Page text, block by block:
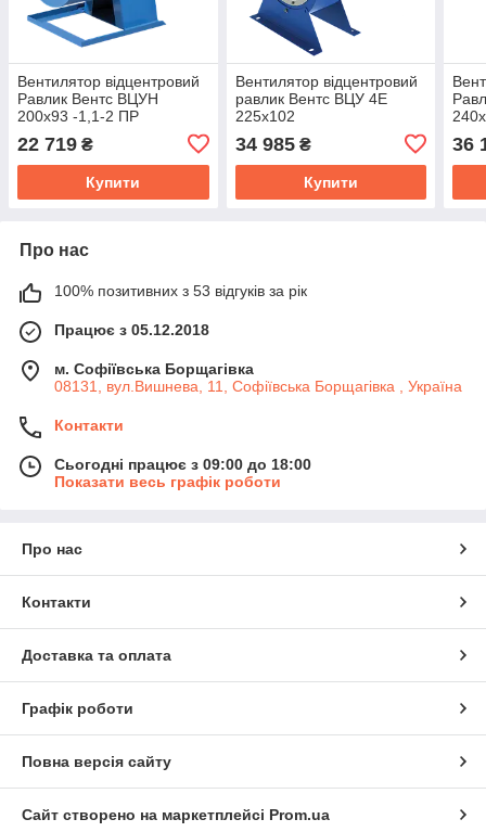
Вентилятор відцентровий
Равлик Вентс ВЦУН
200х93 -1,1-2 ПР
22 719 ₴
Купити
Вентилятор відцентровий
равлик Вентс ВЦУ 4Е
225х102
34 985₴
Купити
36
Про нас
100% позитивних з 53 відгуків за рік
Працює з 05.12.2018
м. Софіївська Борщагівка
08131, вул.Вишнева, 11, Софіївська Борщагівка , Україна
Контакти
Сьогодні працює з 09:00 до 18:00
Показати весь графік роботи
Про нас
Контакти
Доставка та оплата
Графік роботи
Повна версія сайту
Сайт створено на маркетплейсі Prom.ua